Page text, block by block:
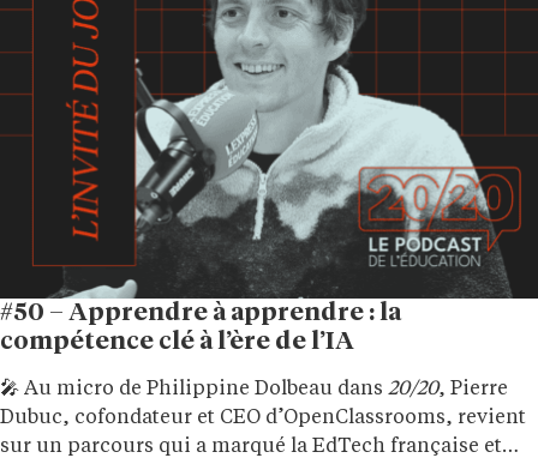
#50 – Apprendre à apprendre : la
compétence clé à l’ère de l’IA
🎤 Au micro de Philippine Dolbeau dans 20/20, Pierre
Dubuc, cofondateur et CEO d’OpenClassrooms, revient
sur un parcours qui a marqué la EdTech française et